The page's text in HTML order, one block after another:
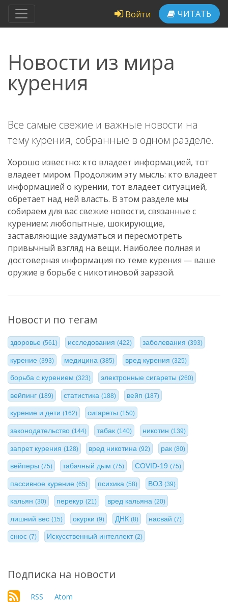
Войти ЧИТАТЬ
Новости из мира
курения
Все самые свежие и важные новости на
тему курения, собранные в одном разделе.
Хорошо известно: кто владеет информацией, тот
владеет миром. Продолжим эту мысль: кто владеет
информацией о курении, тот владеет ситуацией,
обретает над ней власть. В этом разделе мы
собираем для вас свежие новости, связанные с
курением: любопытные, шокирующие,
заставляющие задуматься и пересмотреть
привычный взгляд на вещи. Наиболее полная и
достоверная информация по теме курения — ваше
оружие в борьбе с никотиновой заразой.
Новости по тегам
здоровье (561) исследования(422) заболевания (393)
курение (393) медицина(385) вред курения (325)
борьба с курением (323) электронные сигареты(260)
вейпинг (189) статистика(188) вейп (187)
курение и дети (162) сигареты(150)
законодательство (144) табак(140) никотин (139)
запрет курения (128) вред никотина(92) рак (80)
вейперы (75) табачный дым(75) COVID-19 (75)
пассивное курение (65) психика(58) ВОЗ (39)
кальян (30) перекур(21) вред кальяна (20)
лишний вес (15) окурки(9) ДНК (8) насвай(7)
снюс (7) Искусственный интеллект(2)
Подписка на новости
RSS Atom